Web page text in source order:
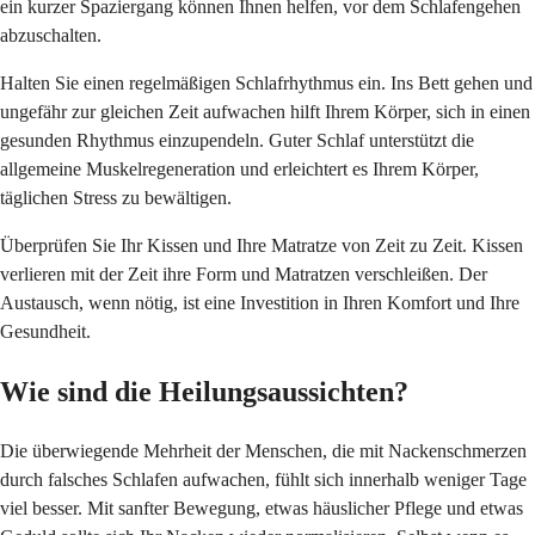
ein kurzer Spaziergang können Ihnen helfen, vor dem Schlafengehen
abzuschalten.
Halten Sie einen regelmäßigen Schlafrhythmus ein. Ins Bett gehen und
ungefähr zur gleichen Zeit aufwachen hilft Ihrem Körper, sich in einen
gesunden Rhythmus einzupendeln. Guter Schlaf unterstützt die
allgemeine Muskelregeneration und erleichtert es Ihrem Körper,
täglichen Stress zu bewältigen.
Überprüfen Sie Ihr Kissen und Ihre Matratze von Zeit zu Zeit. Kissen
verlieren mit der Zeit ihre Form und Matratzen verschleißen. Der
Austausch, wenn nötig, ist eine Investition in Ihren Komfort und Ihre
Gesundheit.
Wie sind die Heilungsaussichten?
Die überwiegende Mehrheit der Menschen, die mit Nackenschmerzen
durch falsches Schlafen aufwachen, fühlt sich innerhalb weniger Tage
viel besser. Mit sanfter Bewegung, etwas häuslicher Pflege und etwas